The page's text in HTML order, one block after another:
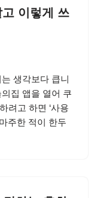
이렇게 쓰
생각보다 큽니
집 앱을 열어 쿠
려고 하면 ‘사용
주한 적이 한두